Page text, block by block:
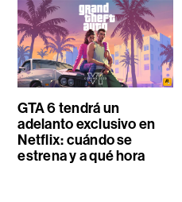
GTA 6 tendrá un
adelanto exclusivo en
Netflix: cuándo se
estrena y a qué hora